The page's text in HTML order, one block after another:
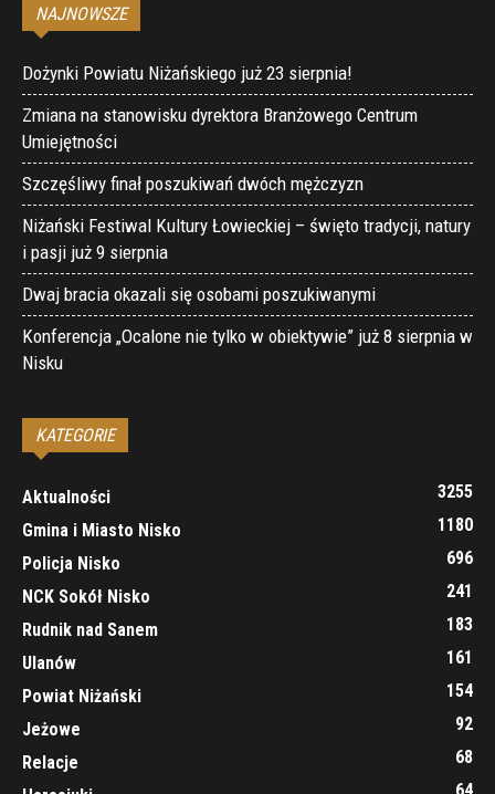
NAJNOWSZE
Dożynki Powiatu Niżańskiego już 23 sierpnia!
Zmiana na stanowisku dyrektora Branżowego Centrum
Umiejętności
Szczęśliwy finał poszukiwań dwóch mężczyzn
Niżański Festiwal Kultury Łowieckiej – święto tradycji, natury
i pasji już 9 sierpnia
Dwaj bracia okazali się osobami poszukiwanymi
Konferencja „Ocalone nie tylko w obiektywie” już 8 sierpnia w
Nisku
KATEGORIE
Aktualności
3255
Gmina i Miasto Nisko
1180
Policja Nisko
696
NCK Sokół Nisko
241
Rudnik nad Sanem
183
Ulanów
161
Powiat Niżański
154
Jeżowe
92
Relacje
68
64